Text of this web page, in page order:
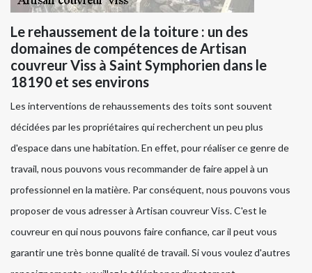
Le rehaussement de la toiture : un des
domaines de compétences de Artisan
couvreur Viss à Saint Symphorien dans le
18190 et ses environs
Les interventions de rehaussements des toits sont souvent
décidées par les propriétaires qui recherchent un peu plus
d'espace dans une habitation. En effet, pour réaliser ce genre de
travail, nous pouvons vous recommander de faire appel à un
professionnel en la matière. Par conséquent, nous pouvons vous
proposer de vous adresser à Artisan couvreur Viss. C'est le
couvreur en qui nous pouvons faire confiance, car il peut vous
garantir une très bonne qualité de travail. Si vous voulez d'autres